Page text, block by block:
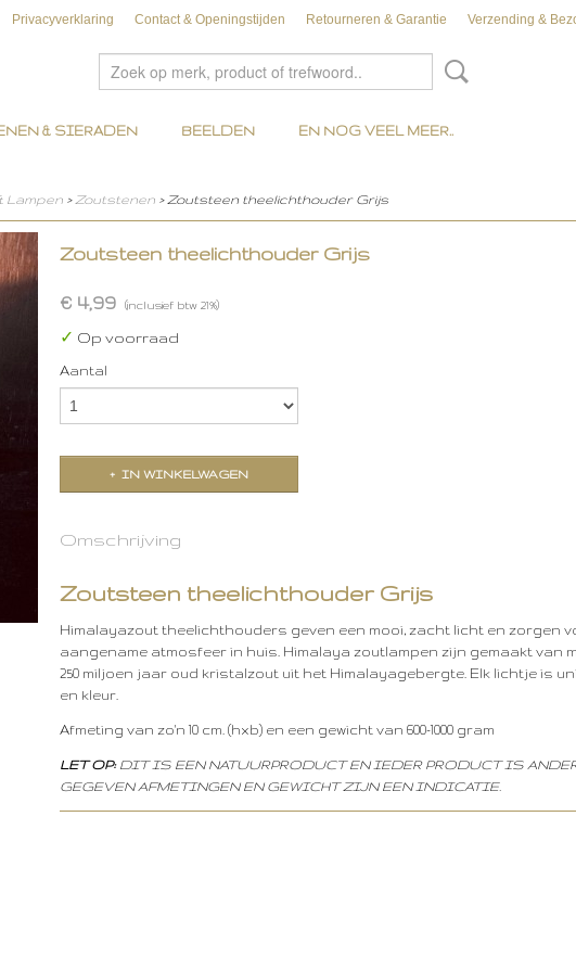
Privacyverklaring Contact & Openingstijden Retourneren & Garantie Verzending &
& SIERADEN BEELDEN EN NOG VEEL MEER..
Lampen > Zoutstenen > Zoutsteen theelichthouder Grijs
Zoutsteen theelichthouder Grijs
€ 4,99 (inclusief btw 21%)
✓ Op voorraad
Aantal
IN WINKELWAGEN
Omschrijving
Zoutsteen theelichthouder Grijs
Himalayazout theelichthouders geven een mooi, zacht licht en zorgen
aangename atmosfeer in huis. Himalaya zoutlampen zijn gemaakt van
250 miljoen jaar oud kristalzout uit het Himalayagebergte. Elk lichtje is
en kleur.
Afmeting van zo'n 10 cm. (hxb) en een gewicht van 600-1000 gram
LET OP: DIT IS EEN NATUURPRODUCT EN IEDER PRODUCT IS
GEGEVEN AFMETINGEN EN GEWICHT ZIJN EEN INDICATIE.